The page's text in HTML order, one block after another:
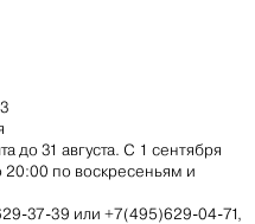
до 31 августа. С 1 сентября
20:00 по воскресеньям и
37-39 или +7(495)629-04-71,